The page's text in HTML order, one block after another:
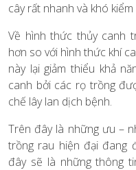
cây rất nhanh và khó
Về hình thức thủy canh
hơn so với hình thức khí
này lại giảm thiểu khả
canh bởi các rọ trồng
chế lây lan dịch bệnh.
Trên đây là những ưu –
trồng rau hiện đại đang
đây sẽ là những thông